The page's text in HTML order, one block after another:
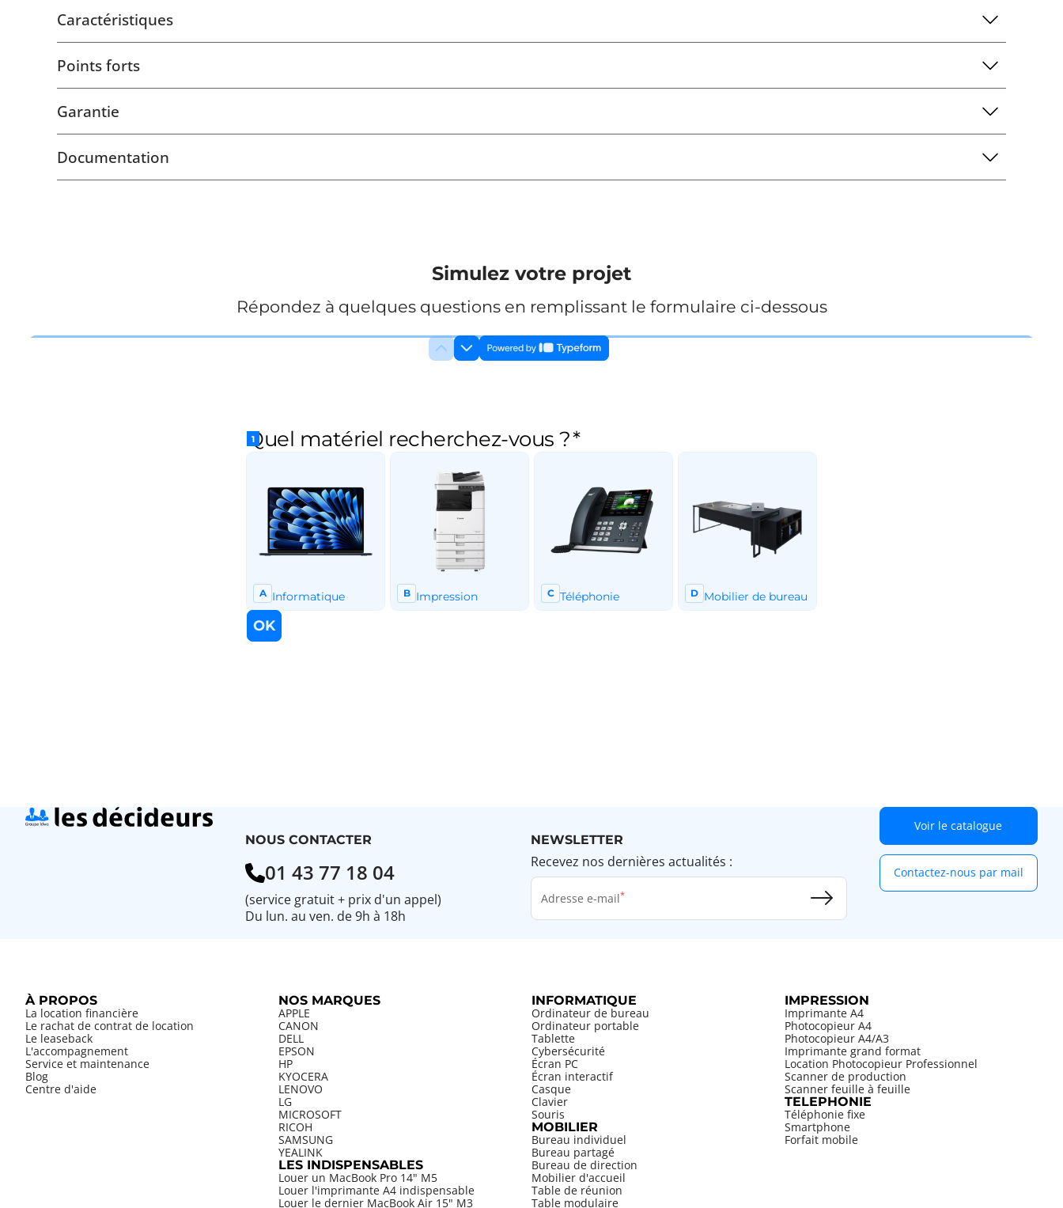
Caractéristiques
Points forts
Garantie
Documentation
Simulez votre projet
Répondez à quelques questions en remplissant le formulaire ci-dessous
NOUS CONTACTER
01 43 77 18 04
(service gratuit + prix d'un appel)
Du lun. au ven. de 9h à 18h
NEWSLETTER
Recevez nos dernières actualités :
Adresse e-mail
Voir le catalogue
Contactez-nous par mail
À PROPOS
La location financière
Le rachat de contrat de location
Le leaseback
L'accompagnement
Service et maintenance
Blog
Centre d'aide
NOS MARQUES
APPLE
CANON
DELL
EPSON
HP
KYOCERA
LENOVO
LG
MICROSOFT
RICOH
SAMSUNG
YEALINK
LES INDISPENSABLES
Louer un MacBook Pro 14" M5
Louer l'imprimante A4 indispensable
Louer le dernier MacBook Air 15" M3
INFORMATIQUE
Ordinateur de bureau
Ordinateur portable
Tablette
Cybersécurité
Écran PC
Écran interactif
Casque
Clavier
Souris
MOBILIER
Bureau individuel
Bureau partagé
Bureau de direction
Mobilier d'accueil
Table de réunion
Table modulaire
IMPRESSION
Imprimante A4
Photocopieur A4
Photocopieur A4/A3
Imprimante grand format
Location Photocopieur Professionnel
Scanner de production
Scanner feuille à feuille
TELEPHONIE
Téléphonie fixe
Smartphone
Forfait mobile